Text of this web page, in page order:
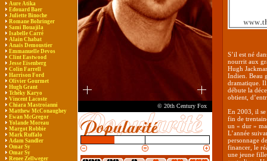
Aure Atika
Edouard Baer
Juliette Binoche
Romane Bohringer
Sami Bouajila
Isabelle Carré
Alain Chabat
Anaïs Demoustier
Emmanuelle Devos
Clint Eastwood
Jesse Eisenberg
Colin Farrell
Harrison Ford
Olivier Gourmet
Hugh Grant
Tchéky Karyo
Vincent Lacoste
Chiara Mastroianni
Matthew McConaughey
Ewan McGregor
Yolande Moreau
Margot Robbie
Mark Ruffalo
Adam Sandler
Omar Sy
Omar Sy
Renee Zellweger
© 20th Century Fox
S’il est né
nourrit aux
Hugh
Indien. Beau
dramatique. Il
débute la
obtient,
En 2003, il
fin de
un « dur »
L’année
personnage
financer, le
une jeune